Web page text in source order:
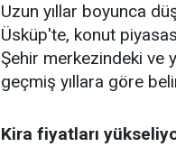
Uzun yıllar boyunca
Üsküp'te, konut
Şehir merkezindeki ve
geçmiş yıllara göre
Kira fiyatları